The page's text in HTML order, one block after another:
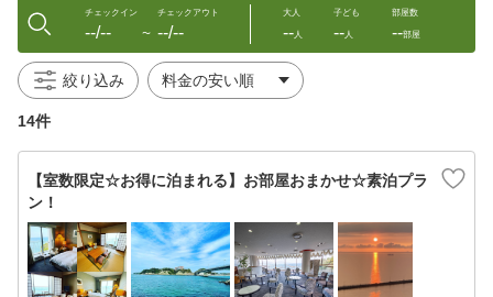
チェックイン
--/-- 〜
チェックアウト
--/--
大人
--人
子ども
--人
部屋数
--部屋
絞り込み
14件
【室数限定☆お得に泊まれる】お部屋おまかせ☆素泊プラ
ン！